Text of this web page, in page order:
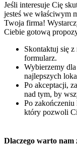
Jeśli interesuje Cię
jesteś we właściwym
Twoja firma!
Ciebie gotową
Skontaktuj się
formularz.
Wybierzemy
najlepszych
Po akceptacji,
nad tym, by
Po zakończeniu
który pozwoli
Dlaczego warto nam